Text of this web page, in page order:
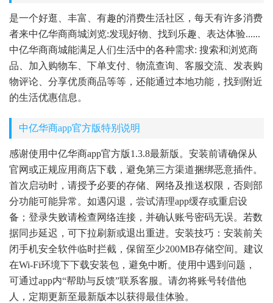
是一个好逛、丰富、有趣的消费生活社区，每天有许多消费
者来中亿华商商城浏览:发现好物、找到乐趣、表达体验......
中亿华商商城能满足人们生活中的各种需求: 搜索和浏览商
品、加入购物车、下单支付、物流查询、客服交流、发表购
物评论、分享优质商品等等，还能通过本地功能，找到附近
的生活优惠信息。
中亿华商app官方版特别说明
感谢使用中亿华商app官方版1.3.8最新版。安装前请确保从
官网或正规应用商店下载，避免第三方渠道捆绑恶意插件。
首次启动时，请授予必要的存储、网络及推送权限，否则部
分功能可能异常。如遇闪退，尝试清理app缓存或重启设
备；登录失败请检查网络连接，并确认账号密码无误。若数
据同步延迟，可下拉刷新或退出重进。安装技巧：安装前关
闭手机安全软件临时拦截，保留至少200MB存储空间。建议
在Wi-Fi环境下下载安装包，避免中断。使用中遇到问题，
可通过app内“帮助与反馈”联系客服。请勿将账号转借他
人，定期更新至最新版本以获得最佳体验。